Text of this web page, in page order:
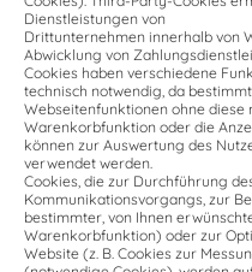
Dienstleistungen von
Drittunternehmen innerhalb von
Abwicklung von
Cookies haben verschiedene
technisch notwendig, da
Webseitenfunktionen ohne diese
Warenkorbfunktion oder die
können zur Auswertung des
verwendet werden.
Cookies, die zur Durchführung
Kommunikationsvorgangs, zur
bestimmter, von Ihnen
Warenkorbfunktion) oder zur
Website (z. B. Cookies zur